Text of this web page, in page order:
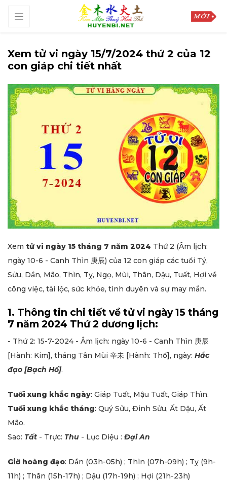
Xem tử vi ngày 15/7/2024 thứ 2 của 12
con giáp chi tiết nhất
Xem tử vi ngày 15 tháng 7 năm 2024 Thứ 2 (Âm lịch:
ngày 10-6 - Canh Thìn 庚辰) của 12 con giáp các tuổi Tý,
Sửu, Dần, Mão, Thìn, Tỵ, Ngọ, Mùi, Thân, Dậu, Tuất, Hợi về
công việc, tài lộc, sức khỏe, tình duyên và sự may mắn.
1. Thông tin chi tiết về tử vi ngày 15 tháng
7 năm 2024 Thứ 2 dương lịch:
- Thứ 2: 15-7-2024 - Âm lịch: ngày 10-6 - Canh Thìn 庚辰
[Hành: Kim], tháng Tân Mùi 辛未 [Hành: Thổ], ngày: Hắc
đạo [Bạch Hổ].
Tuổi xung khắc ngày: Giáp Tuất, Mậu Tuất, Giáp Thìn.
Tuổi xung khắc tháng: Quý Sửu, Đinh Sửu, Ất Dậu, Ất
Mão.
Sao: Tất - Trực: Thu - Lục Diệu : Đại An
Giờ hoàng đạo: Dần (03h-05h) ; Thìn (07h-09h) ; Tỵ (9h-
11h) ; Thân (15h-17h) ; Dậu (17h-19h) ; Hợi (21h-23h)